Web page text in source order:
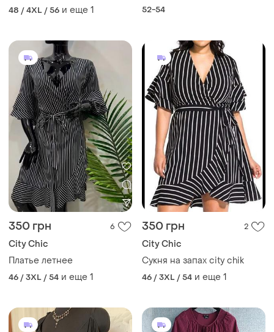
48 / 4XL / 56 и еще 1 52-54
350 грн 6
City Chic
Платье летнее
46 / 3XL / 54 и еще 1
350 грн 2
City Chic
Сукня на запах city chik
46 / 3XL / 54 и еще 1